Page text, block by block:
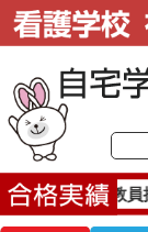
実績です。教員